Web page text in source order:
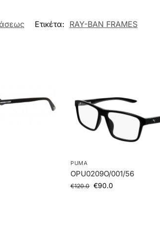
Ετικέτα: RAY-BAN FRAMES
PUMA
OPU0209O/001/56
€120.0 €90.0